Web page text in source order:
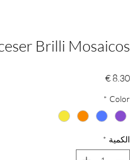
Brilli Mosaicos
السعر
Color
*
الكمية *